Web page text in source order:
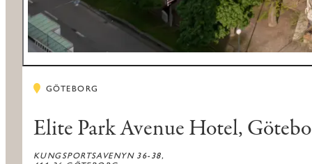
GÖTEBORG
Elite Park Avenue Hotel,
KUNGSPORTSAVENYN 36-38,